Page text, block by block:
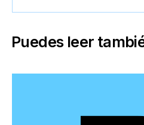
Puedes leer